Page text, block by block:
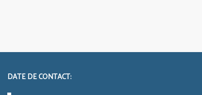
DATE DE CONTACT: